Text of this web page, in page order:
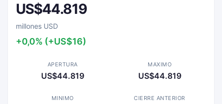
US$44.819
millones USD
+0,0% (+US$16)
APERTURA
US$44.819
MAXIMO
US$44.819
MINIMO CIERRE ANTERIOR